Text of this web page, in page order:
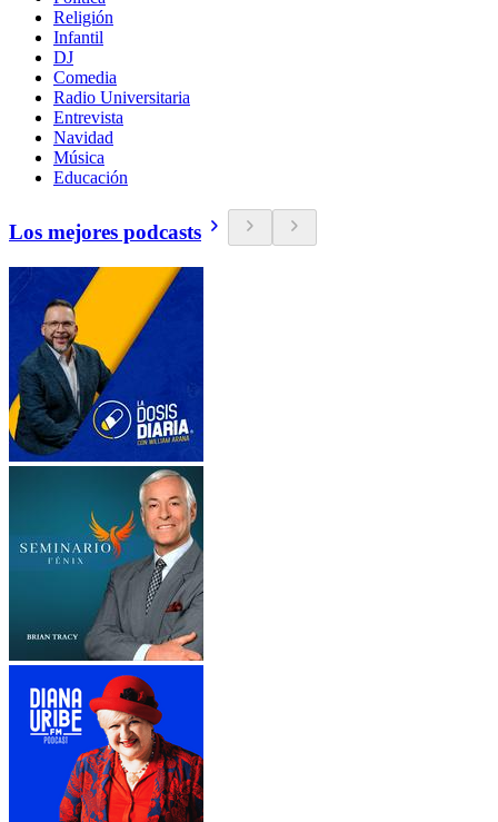
Religión
Infantil
DJ
Comedia
Radio Universitaria
Entrevista
Navidad
Música
Educación
Los mejores podcasts